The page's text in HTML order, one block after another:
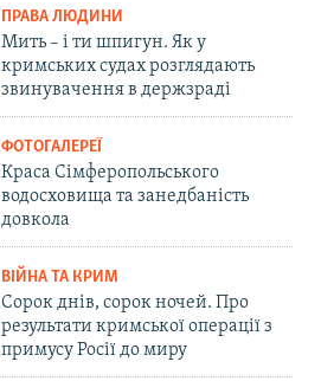
ПРАВА ЛЮДИНИ
Мить – і ти шпигун. Як у
кримських судах розглядають
звинувачення в держзраді
ФОТОГАЛЕРЕЇ
Краса Сімферопольського
водосховища та занедбаність
довкола
ВІЙНА ТА КРИМ
Сорок днів, сорок ночей. Про
результати кримської операції з
примусу Росії до миру